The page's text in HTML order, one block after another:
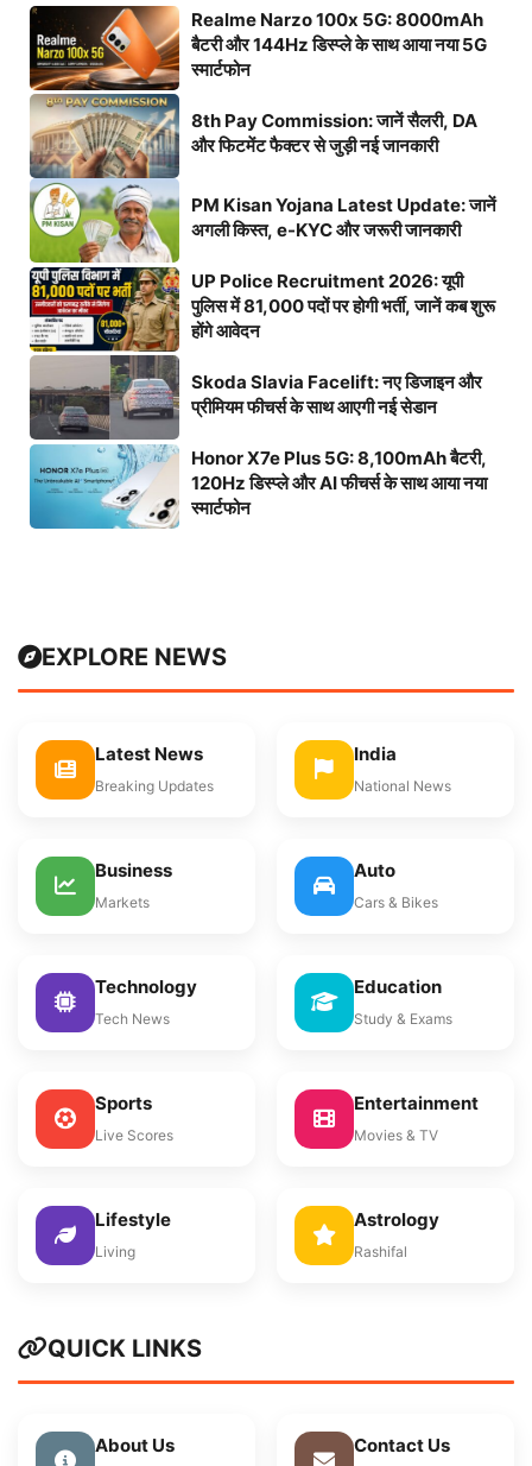
Realme Narzo 100x 5G: 8000mAh
बैटरी और 144Hz डिस्प्ले के साथ आया नया 5G
स्मार्टफोन
8th Pay Commission: जानें सैलरी, DA
और फिटमेंट फैक्टर से जुड़ी नई जानकारी
PM Kisan Yojana Latest Update: जानें
अगली किस्त, e-KYC और जरूरी जानकारी
UP Police Recruitment 2026: यूपी
पुलिस में 81,000 पदों पर होगी भर्ती, जानें कब शुरू
होंगे आवेदन
Skoda Slavia Facelift: नए डिजाइन और
प्रीमियम फीचर्स के साथ आएगी नई सेडान
Honor X7e Plus 5G: 8,100mAh बैटरी,
120Hz डिस्प्ले और AI फीचर्स के साथ आया नया
स्मार्टफोन
EXPLORE NEWS
Latest News
Breaking Updates
India
National News
Business
Markets
Auto
Cars & Bikes
Technology
Tech News
Education
Study & Exams
Sports
Live Scores
Entertainment
Movies & TV
Lifestyle
Living
Astrology
Rashifal
QUICK LINKS
About Us Contact Us